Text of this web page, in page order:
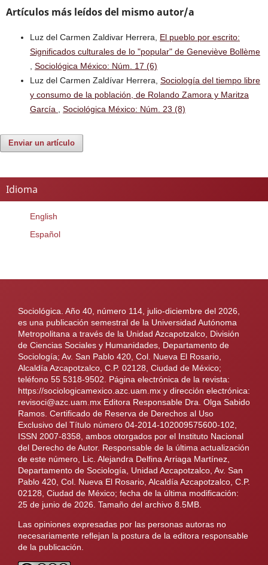
Artículos más leídos del mismo autor/a
Luz del Carmen Zaldivar Herrera, El pueblo por escrito:
Significados culturales de lo "popular" de Geneviève Bollème
, Sociológica México: Núm. 17 (6)
Luz del Carmen Zaldívar Herrera, Sociología del tiempo libre
y consumo de la población, de Rolando Zamora y Maritza
García , Sociológica México: Núm. 23 (8)
Enviar un artículo
Idioma
English
Español
Sociológica. Año 40, número 114, julio-diciembre del 2026,
es una publicación semestral de la Universidad Autónoma
Metropolitana a través de la Unidad Azcapotzalco, División
de Ciencias Sociales y Humanidades, Departamento de
Sociología; Av. San Pablo 420, Col. Nueva El Rosario,
Alcaldía Azcapotzalco, C.P. 02128, Ciudad de México;
teléfono 55 5318-9502. Página electrónica de la revista:
https://sociologicamexico.azc.uam.mx y dirección electrónica:
revisoci@azc.uam.mx Editora Responsable Dra. Olga Sabido
Ramos. Certificado de Reserva de Derechos al Uso
Exclusivo del Título número 04-2014-102009575600-102,
ISSN 2007-8358, ambos otorgados por el Instituto Nacional
del Derecho de Autor. Responsable de la última actualización
de este número, Lic. Alejandra Delfina Arriaga Martínez,
Departamento de Sociología, Unidad Azcapotzalco, Av. San
Pablo 420, Col. Nueva El Rosario, Alcaldía Azcapotzalco, C.P.
02128, Ciudad de México; fecha de la última modificación:
25 de junio de 2026. Tamaño del archivo 8.5MB.
Las opiniones expresadas por las personas autoras no
necesariamente reflejan la postura de la editora responsable
de la publicación.